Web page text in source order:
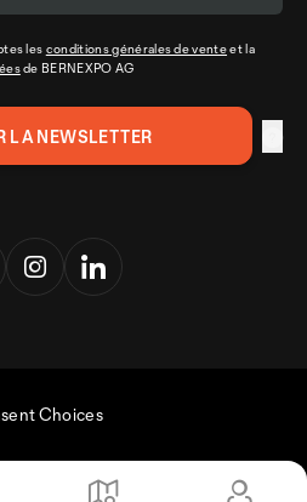
les conditions générales de venteet la
de BERNEXPO AG
Choices